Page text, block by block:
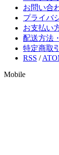
お問い合
プライバ
お支払い
配送方法
特定商取
RSS /
Mobile